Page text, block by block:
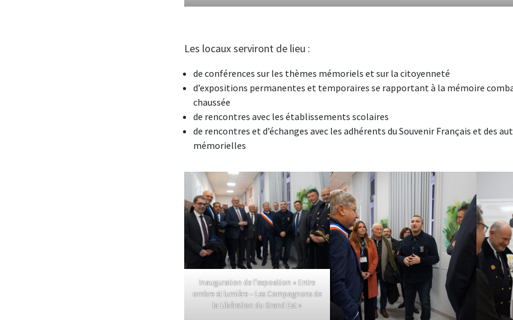
Les locaux serviront de lieu :
de conférences sur les thèmes mémoriels et sur la citoyenneté
d’expositions permanentes et temporaires se rapportant à la mémoire
chaussée
de rencontres avec les établissements scolaires
de rencontres et d’échanges avec les adhérents du Souvenir Français et des
mémorielles
Inauguration de l’exposition « Entre
ombre et lumière – Les Compagnons de
la Libération du Grand Est »